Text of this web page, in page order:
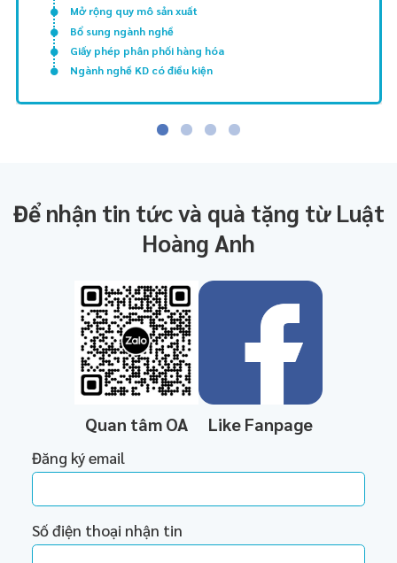
Mở rộng quy mô sản xuất
Bổ sung ngành nghề
Giấy phép phân phối hàng hóa
Ngành nghề KD có điều kiện
Để nhận tin tức và quà tặng từ Luật
Hoàng Anh
Quan tâm OA Like Fanpage
Đăng ký email
Số điện thoại nhận tin